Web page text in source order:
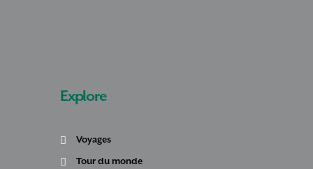
Explore
Voyages
Tour du monde